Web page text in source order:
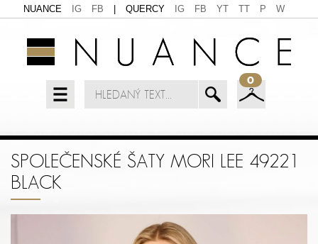
NUANCE IG FB QUERCY IG FB YT TT P W
0
SPOLEČENSKÉ ŠATY MORI LEE 49221
BLACK